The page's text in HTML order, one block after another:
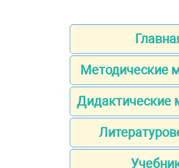
Методические
Дидактические